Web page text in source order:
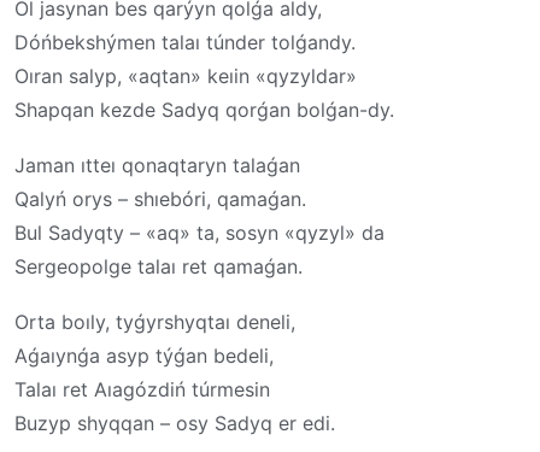
Ol jasynan bes qarýyn qolǵa aldy,
Dóńbekshýmen talaı túnder tolǵandy.
Oıran salyp, «aqtan» keıin «qyzyldar»
Shapqan kezde Sadyq qorǵan bolǵan-dy.
Jaman ıtteı qonaqtaryn talaǵan
Qalyń orys – shıebóri, qamaǵan.
Bul Sadyqty – «aq» ta, sosyn «qyzyl» da
Sergeopolge talaı ret qamaǵan.
Orta boıly, tyǵyrshyqtaı deneli,
Aǵaıynǵa asyp týǵan bedeli,
Talaı ret Aıagózdiń túrmesin
Buzyp shyqqan – osy Sadyq er edi.